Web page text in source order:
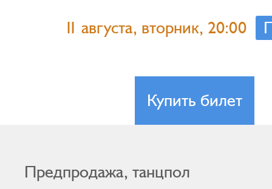
11 августа, вторник, 20:00
Купить билет
Предпродажа, танцпол